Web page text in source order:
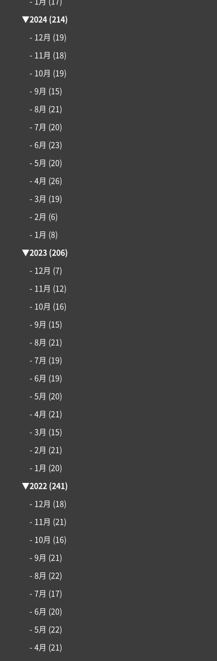
- 1月 (17)
▼2024(214)
- 12月 (19)
- 11月 (18)
- 10月 (19)
- 9月 (15)
- 8月 (21)
- 7月 (20)
- 6月 (23)
- 5月 (20)
- 4月 (26)
- 3月 (19)
- 2月 (6)
- 1月 (8)
▼2023(206)
- 12月 (7)
- 11月 (12)
- 10月 (16)
- 9月 (15)
- 8月 (21)
- 7月 (19)
- 6月 (19)
- 5月 (20)
- 4月 (21)
- 3月 (15)
- 2月 (21)
- 1月 (20)
▼2022(241)
- 12月 (18)
- 11月 (21)
- 10月 (16)
- 9月 (21)
- 8月 (22)
- 7月 (17)
- 6月 (20)
- 5月 (22)
- 4月 (21)